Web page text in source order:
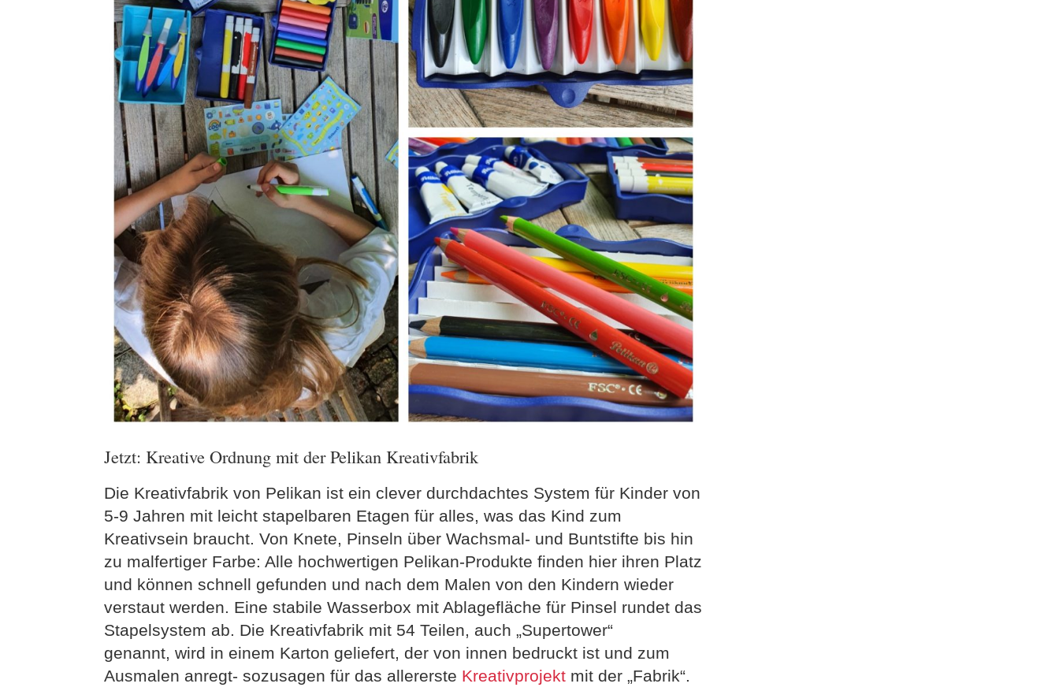
Jetzt: Kreative Ordnung mit der Pelikan Kreativfabrik
Die Kreativfabrik von Pelikan ist ein clever durchdachtes System für Kinder von
5-9 Jahren mit leicht stapelbaren Etagen für alles, was das Kind zum
Kreativsein braucht. Von Knete, Pinseln über Wachsmal- und Buntstifte bis hin
zu malfertiger Farbe: Alle hochwertigen Pelikan-Produkte finden hier ihren Platz
und können schnell gefunden und nach dem Malen von den Kindern wieder
verstaut werden. Eine stabile Wasserbox mit Ablagefläche für Pinsel rundet das
Stapelsystem ab. Die Kreativfabrik mit 54 Teilen, auch „Supertower“
genannt, wird in einem Karton geliefert, der von innen bedruckt ist und zum
Ausmalen anregt- sozusagen für das allererste Kreativprojekt mit der „Fabrik“.